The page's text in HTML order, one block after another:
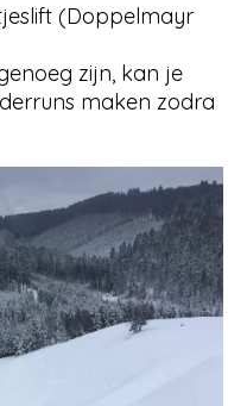
(Doppelmayr
zijn, kan je
maken zodra